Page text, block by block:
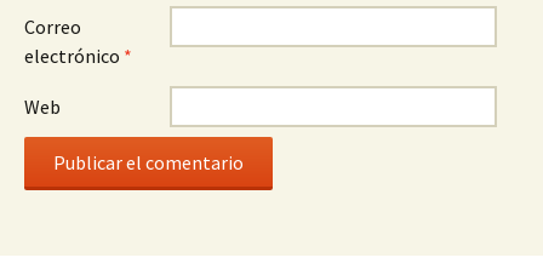
Correo
electrónico *
Web